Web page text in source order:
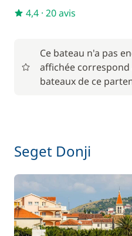
Wifi
4,4 · 20 avis
Ce bateau n'a pas
affichée correspond
bateaux de ce
Seget Donji